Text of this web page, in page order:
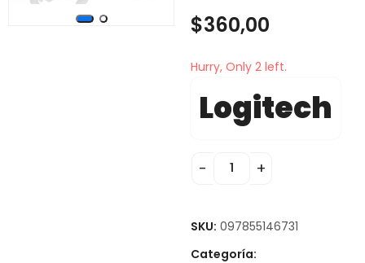
$360,00
Hurry, Only 2 left.
Logitech
SKU: 097855146731
Categoría: